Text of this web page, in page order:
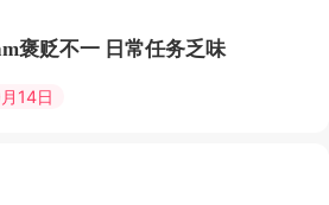
褒贬不一 日常任务乏味
14日